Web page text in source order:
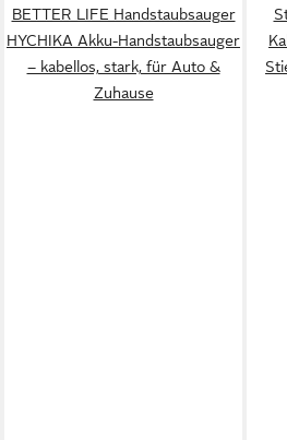
BETTER LIFE Handstaubsauger
HYCHIKA Akku-Handstaubsauger
– kabellos, stark, für Auto &
Zuhause